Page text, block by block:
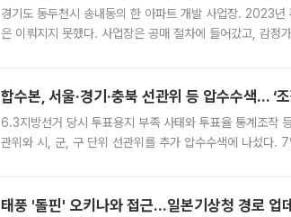
경기도 동두천시 송내동의 한 아파트 개발 사업장. 2023
은 이뤄지지 못했다. 사업장은 공매 절차에 들어갔고, 감
합수본, 서울·경기·충북 선관위 등 압수수색… ‘
6.3지방선거 당시 투표용지 부족 사태와 투표율 통계조작
관위와 시, 군, 구 단위 선관위를 추가 압수수색에 나섰다.
태풍 '돌핀' 오키나와 접근…일본기상청 경로 업